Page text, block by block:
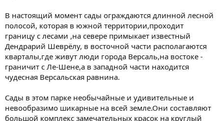
В настоящий момент сады ограждаются длинной лесной
полосой, которая в южной территории,проходит
границу с лесами ,на севере примыкает известный
Дендрарий Шеврёлу, в восточной части располагаются
кварталы,где живут люди города Версаль,на востоке -
граничит с Ле-Шене,а в западной части находится
чудесная Версальская равнина.
Сады в этом парке необычайные и удивительные и
невообразимо шикарные на всей земле.Они составляют
большой комплекс замечательных красок на круглый